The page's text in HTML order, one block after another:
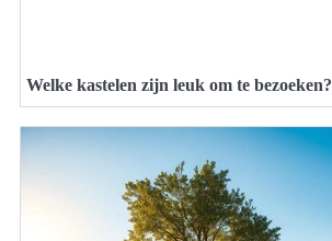
Welke kastelen zijn leuk om te bezoeken?